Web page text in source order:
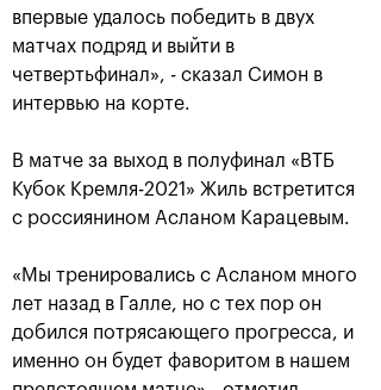
попасть на Итоговый турнир
ATP в Турине»
24 октября, 20:30
впервые удалось победить в двух
матчах подряд и выйти в
четвертьфинал», - сказал Симон в
интервью на корте.
В матче за выход в полуфинал «ВТБ
Кубок Кремля-2021» Жиль встретится
с россиянином Асланом Карацевым.
«Мы тренировались с Асланом много
лет назад в Галле, но с тех пор он
добился потрясающего прогресса, и
именно он будет фаворитом в нашем